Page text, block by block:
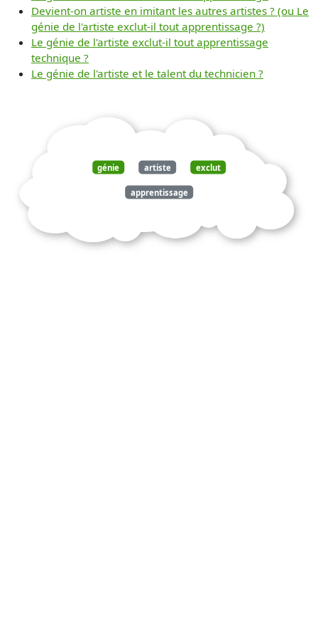
Devient-on artiste en imitant les autres artistes ? (ou Le
génie de l'artiste exclut-il tout apprentissage ?)
Le génie de l'artiste exclut-il tout apprentissage
technique ?
Le génie de l'artiste et le talent du technicien ?
génie artiste exclut
apprentissage